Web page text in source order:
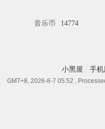
音乐币
14774
小黑屋 手机
GMT+8, 2026-8-7 05:52 ,